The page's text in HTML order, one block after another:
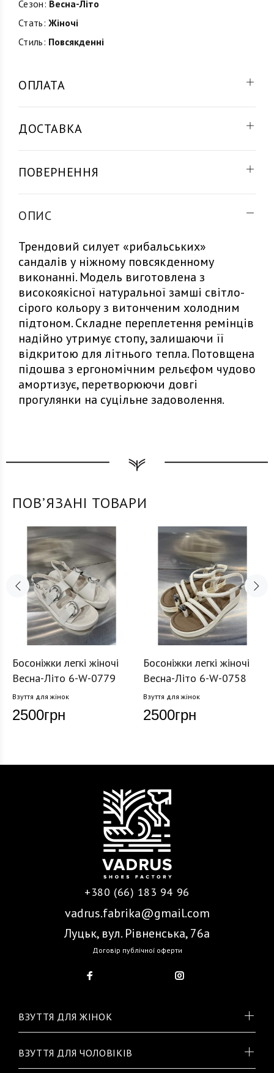
Сезон: Весна-Літо
Стать: Жіночі
Стиль: Повсякденні
ОПЛАТА
ДОСТАВКА
ПОВЕРНЕННЯ
ОПИС
Трендовий силует «рибальських»
сандалів у ніжному повсякденному
виконанні. Модель виготовлена з
високоякісної натуральної замші світло-
сірого кольору з витонченим холодним
підтоном. Складне переплетення ремінців
надійно утримує стопу, залишаючи її
відкритою для літнього тепла. Потовщена
підошва з ергономічним рельєфом чудово
амортизує, перетворюючи довгі
прогулянки на суцільне задоволення.
ПОВʼЯЗАНІ ТОВАРИ
Босоніжки легкі жіночі
Весна-Літо 6-W-0779
Взуття для жінок
2500грн
Босоніжки легкі жіночі
Весна-Літо 6-W-0758
Взуття для жінок
2500грн
+380 (66) 183 94 96
vadrus.fabrika@gmail.com
Луцьк, вул. Рівненська, 76а
Договір публічної оферти
ВЗУТТЯ ДЛЯ ЖІНОК
ВЗУТТЯ ДЛЯ ЧОЛОВІКІВ